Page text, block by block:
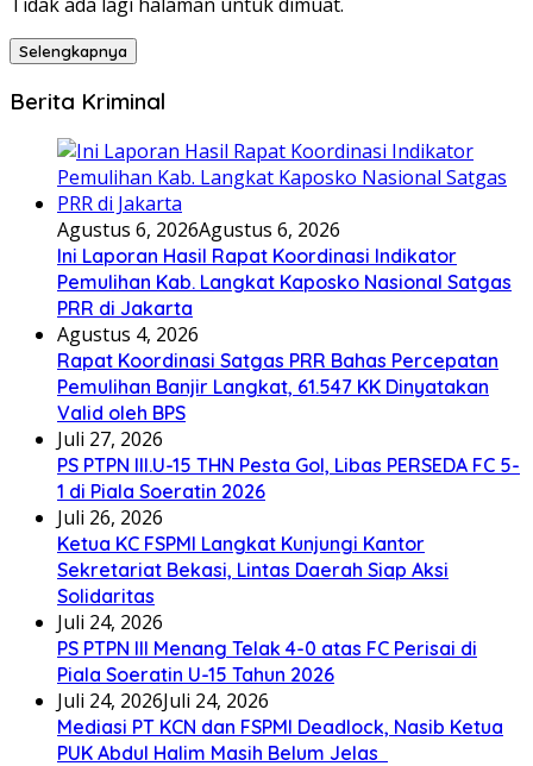
Selengkapnya
Berita Kriminal
Agustus 6, 2026Agustus 6, 2026
Ini Laporan Hasil Rapat Koordinasi Indikator
Pemulihan Kab. Langkat Kaposko Nasional Satgas
PRR di Jakarta
Agustus 4, 2026
Rapat Koordinasi Satgas PRR Bahas Percepatan
Pemulihan Banjir Langkat, 61.547 KK Dinyatakan
Valid oleh BPS
Juli 27, 2026
PS PTPN III.U-15 THN Pesta Gol, Libas PERSEDA FC 5-
1 di Piala Soeratin 2026
Juli 26, 2026
Ketua KC FSPMI Langkat Kunjungi Kantor
Sekretariat Bekasi, Lintas Daerah Siap Aksi
Solidaritas
Juli 24, 2026
PS PTPN III Menang Telak 4-0 atas FC Perisai di
Piala Soeratin U-15 Tahun 2026
Juli 24, 2026Juli 24, 2026
Mediasi PT KCN dan FSPMI Deadlock, Nasib Ketua
PUK Abdul Halim Masih Belum Jelas